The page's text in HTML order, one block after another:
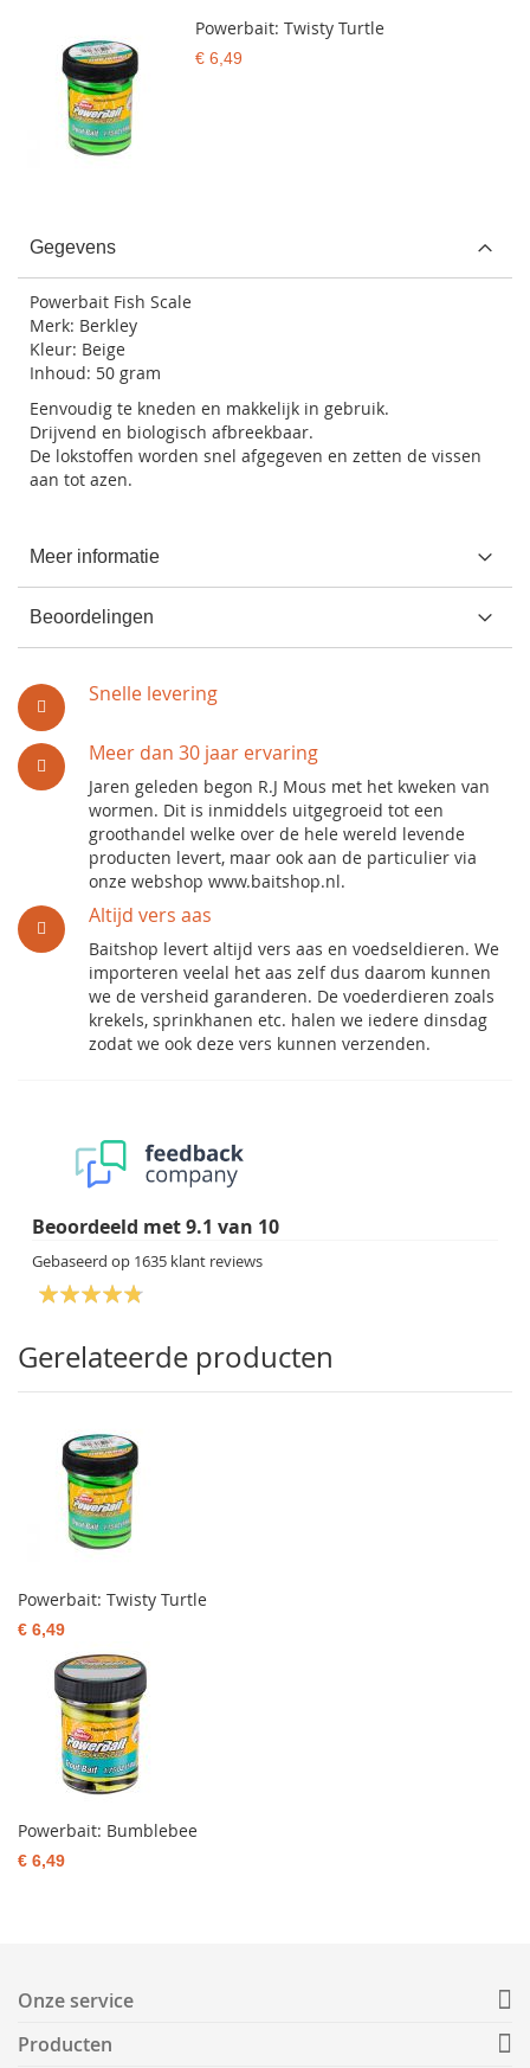
Powerbait: Twisty Turtle
€ 6,49
Snelle levering
Meer dan 30 jaar ervaring
Jaren geleden begon R.J Mous met het kweken van
wormen. Dit is inmiddels uitgegroeid tot een
groothandel welke over de hele wereld levende
producten levert, maar ook aan de particulier via
onze webshop www.baitshop.nl.
Altijd vers aas
Baitshop levert altijd vers aas en voedseldieren. We
importeren veelal het aas zelf dus daarom kunnen
we de versheid garanderen. De voederdieren zoals
krekels, sprinkhanen etc. halen we iedere dinsdag
zodat we ook deze vers kunnen verzenden.
Beoordeeld met9.1 van 10
Gebaseerd op 1635 klant reviews
Gerelateerde producten
Powerbait: Twisty Turtle
€ 6,49
Powerbait: Bumblebee
€ 6,49
Gegevens
Powerbait Fish Scale
Merk: Berkley
Kleur: Beige
Inhoud: 50 gram
Eenvoudig te kneden en makkelijk in gebruik.
Drijvend en biologisch afbreekbaar.
De lokstoffen worden snel afgegeven en zetten de vissen
aan tot azen.
Meer informatie
Beoordelingen
Onze service
Producten